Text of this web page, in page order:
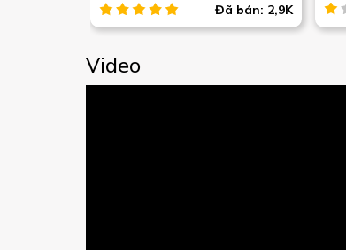
Đã bán: 2,9K
Video